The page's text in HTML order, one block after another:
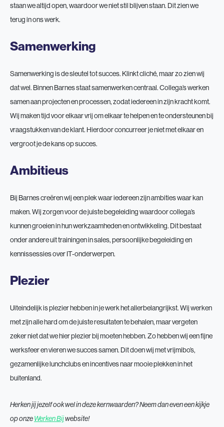
staan we altijd open, waardoor we niet stil blijven staan. Dit zien we
terug in ons werk.
Samenwerking
Samenwerking is de sleutel tot succes. Klinkt cliché, maar zo zien wij
dat wel. Binnen Barnes staat samenwerken centraal. Collega’s werken
samen aan projecten en processen, zodat iedereen in zijn kracht komt.
Wij maken tijd voor elkaar vrij om elkaar te helpen en te ondersteunen bij
vraagstukken van de klant. Hierdoor concurreer je niet met elkaar en
vergroot je de kans op succes.
Ambitieus
Bij Barnes creëren wij een plek waar iedereen zijn ambities waar kan
maken. Wij zorgen voor de juiste begeleiding waardoor collega’s
kunnen groeien in hun werkzaamheden en ontwikkeling. Dit bestaat
onder andere uit trainingen in sales, persoonlijke begeleiding en
kennissessies over IT-onderwerpen.
Plezier
Uiteindelijk is plezier hebben in je werk het allerbelangrijkst. Wij werken
met zijn alle hard om de juiste resultaten te behalen, maar vergeten
zeker niet dat we hier plezier bij moeten hebben. Zo hebben wij een fijne
werksfeer en vieren we succes samen. Dit doen wij met vrijmibo’s,
gezamenlijke lunchclubs en incentives naar mooie plekken in het
buitenland.
Herken jij jezelf ook wel in deze kernwaarden? Neem dan even een kijkje
op onzeWerken Bijwebsite!